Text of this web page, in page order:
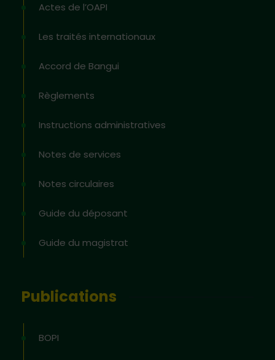
Actes de l’OAPI
Les traités internationaux
Accord de Bangui
Règlements
Instructions administratives
Notes de services
Notes circulaires
Guide du déposant
Guide du magistrat
Publications
BOPI